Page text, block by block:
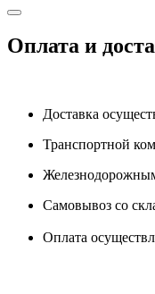
Оплата и
Доставка
Транспортной
Самовывоз со
Оплата